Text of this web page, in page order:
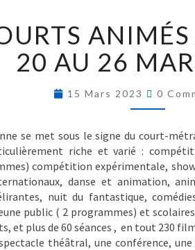
20 AU 26
15 Mars 2023 0
se met sous le signe du court-
riche et varié :
compétition expérimentale,
danse et animation,
nuit du fantastique,
public ( 2 programmes) et
et plus de 60 séances , en tout 230
théâtral, une conférence,